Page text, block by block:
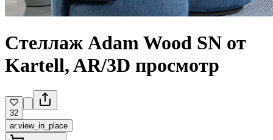
Стеллаж Adam Wood SN от
Kartell, AR/3D просмотр
32
ar.view_in_place